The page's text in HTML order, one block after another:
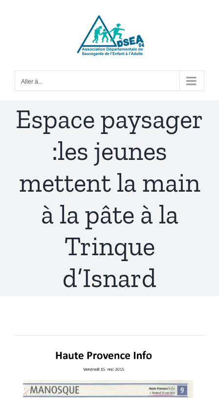
Aller à...
Espace paysager
:les jeunes
mettent la main
à la pâte à la
Trinque
d’Isnard